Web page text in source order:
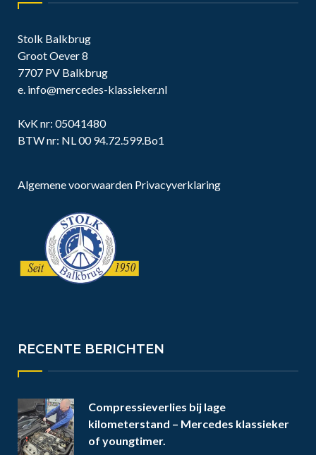
Stolk Balkbrug
Groot Oever 8
7707 PV Balkbrug
e. info@mercedes-klassieker.nl
KvK nr: 05041480
BTW nr: NL 00 94.72.599.Bo1
Algemene voorwaarden Privacyverklaring
RECENTE BERICHTEN
Compressieverlies bij lage
kilometerstand – Mercedes klassieker
of youngtimer.